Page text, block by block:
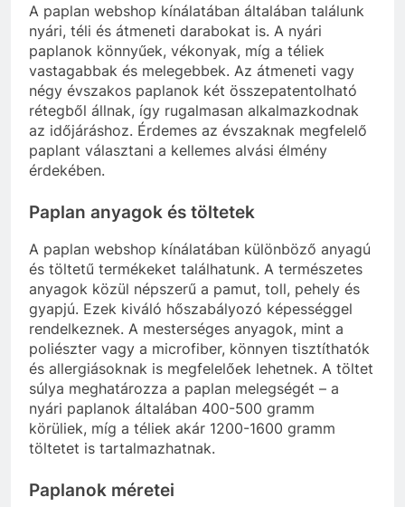
A paplan webshop kínálatában általában találunk
nyári, téli és átmeneti darabokat is. A nyári
paplanok könnyűek, vékonyak, míg a téliek
vastagabbak és melegebbek. Az átmeneti vagy
négy évszakos paplanok két összepatentolható
rétegből állnak, így rugalmasan alkalmazkodnak
az időjáráshoz. Érdemes az évszaknak megfelelő
paplant választani a kellemes alvási élmény
érdekében.
Paplan anyagok és töltetek
A paplan webshop kínálatában különböző anyagú
és töltetű termékeket találhatunk. A természetes
anyagok közül népszerű a pamut, toll, pehely és
gyapjú. Ezek kiváló hőszabályozó képességgel
rendelkeznek. A mesterséges anyagok, mint a
poliészter vagy a microfiber, könnyen tisztíthatók
és allergiásoknak is megfelelőek lehetnek. A töltet
súlya meghatározza a paplan melegségét – a
nyári paplanok általában 400-500 gramm
körüliek, míg a téliek akár 1200-1600 gramm
töltetet is tartalmazhatnak.
Paplanok méretei